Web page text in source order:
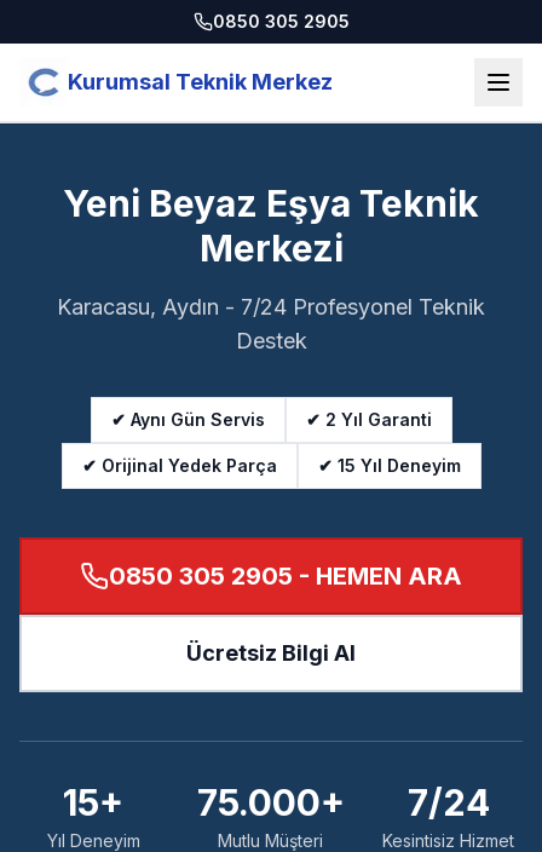
0850 305 2905
Kurumsal Teknik Merkez
Yeni Beyaz Eşya Teknik
Merkezi
Karacasu, Aydın - 7/24 Profesyonel Teknik
Destek
✔ Aynı Gün Servis ✔ 2 Yıl Garanti
✔ Orijinal Yedek Parça ✔ 15 Yıl Deneyim
0850 305 2905 - HEMEN ARA
Ücretsiz Bilgi Al
15+
Yıl Deneyim
75.000+
Mutlu Müşteri
7/24
Kesintisiz Hizmet